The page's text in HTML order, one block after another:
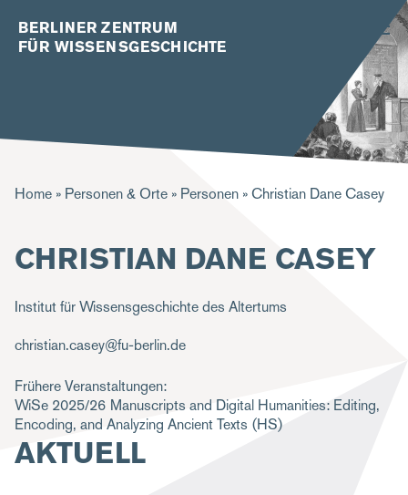
BERLINER ZENTRUM
FÜR WISSENSGESCHICHTE
P
a
n
a
v
i
g
a
Home Personen & Orte Personen Christian Dane Casey
CHRISTIAN DANE CASEY
Institut für Wissensgeschichte des Altertums
christian.casey@fu-berlin.de
Frühere Veranstaltungen:
WiSe 2025/26 Manuscripts and Digital Humanities: Editing,
Encoding, and Analyzing Ancient Texts (HS)
AKTUELL